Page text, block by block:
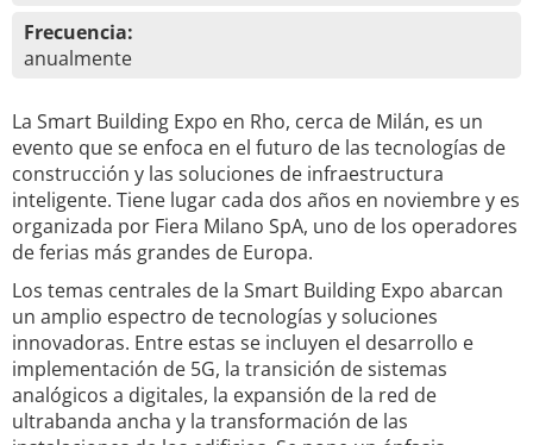
Frecuencia:
anualmente
La Smart Building Expo en Rho, cerca de Milán, es un
evento que se enfoca en el futuro de las tecnologías de
construcción y las soluciones de infraestructura
inteligente. Tiene lugar cada dos años en noviembre y es
organizada por Fiera Milano SpA, uno de los operadores
de ferias más grandes de Europa.
Los temas centrales de la Smart Building Expo abarcan
un amplio espectro de tecnologías y soluciones
innovadoras. Entre estas se incluyen el desarrollo e
implementación de 5G, la transición de sistemas
analógicos a digitales, la expansión de la red de
ultrabanda ancha y la transformación de las